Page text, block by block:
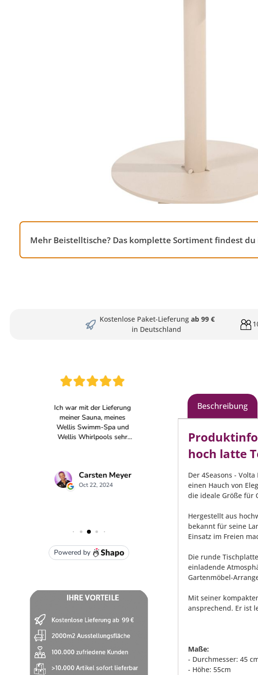
Mehr Beistelltische? Das komplette Sortiment findest
Kostenlose Paket-Lieferung ab 99 €
in Deutschland
Beschreibung
hoch latte
Der 4Seasons -
einen Hauch von
die ideale Größe für
Hergestellt aus
bekannt für seine
Einsatz im Freien
Die runde
einladende
Gartenmöbel-
Mit seiner
ansprechend. Er ist
Maße:
- Durchmesser: 45
- Höhe: 55cm